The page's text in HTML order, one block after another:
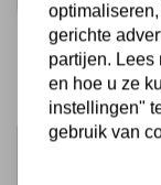
gerichte
partijen. Lees
en hoe u ze
instellingen"
gebruik van